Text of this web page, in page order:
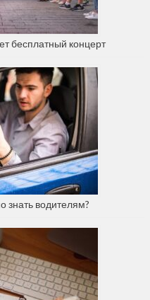
бесплатный концерт
знать водителям?